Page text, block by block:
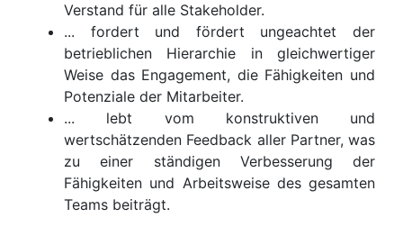
Verstand für alle Stakeholder.
... fordert und fördert ungeachtet der
betrieblichen Hierarchie in gleichwertiger
Weise das Engagement, die Fähigkeiten und
Potenziale der Mitarbeiter.
... lebt vom konstruktiven und
wertschätzenden Feedback aller Partner, was
zu einer ständigen Verbesserung der
Fähigkeiten und Arbeitsweise des gesamten
Teams beiträgt.